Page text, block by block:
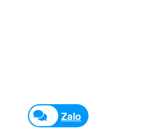
Zalo